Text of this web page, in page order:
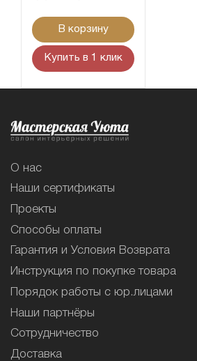
В корзину
Купить в 1 клик
О нас
Наши сертификаты
Проекты
Способы оплаты
Гарантия и Условия Возврата
Инструкция по покупке товара
Порядок работы с юр.лицами
Наши партнёры
Сотрудничество
Доставка